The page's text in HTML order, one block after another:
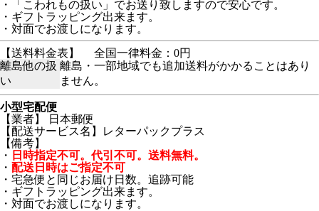
・「こわれもの扱い」でお送り致しますので安心です。
・ギフトラッピング出来ます。
・対面でお渡しになります。
【送料料金表】
全国一律料金：0円
離島他の扱
い
離島・一部地域でも追加送料がかかることはあり
ません。
小型宅配便
【業者】 日本郵便
【配送サービス名】レターパックプラス
【備考】
・ 日時指定不可。代引不可。送料無料。
・ 配送日時はご指定不可
・宅急便と同じお届け日数。追跡可能
・ギフトラッピング出来ます。
・対面でお渡しになります。